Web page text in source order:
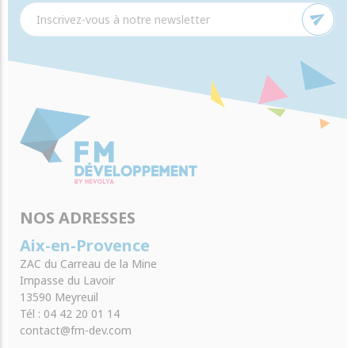
send
NOS ADRESSES
Aix-en-Provence
ZAC du Carreau de la Mine
Impasse du Lavoir
13590 Meyreuil
Tél : 04 42 20 01 14
contact@fm-dev.com